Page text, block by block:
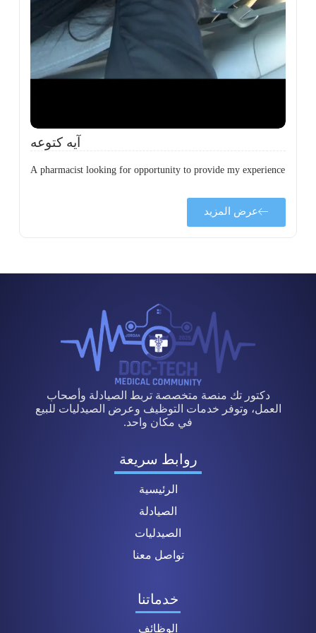
آيه كتوعه
A pharmacist looking for opportunity to provide my experience
عرض المزيد
دكتور تك منصة متخصصة تربط الصيادلة وأصحاب
العمل، وتوفر خدمات التوظيف وعرض الصيدليات للبيع
في مكان واحد.
روابط سريعة
الرئيسية
الصيادلة
الصيدليات
تواصل معنا
خدماتنا
الوظائف